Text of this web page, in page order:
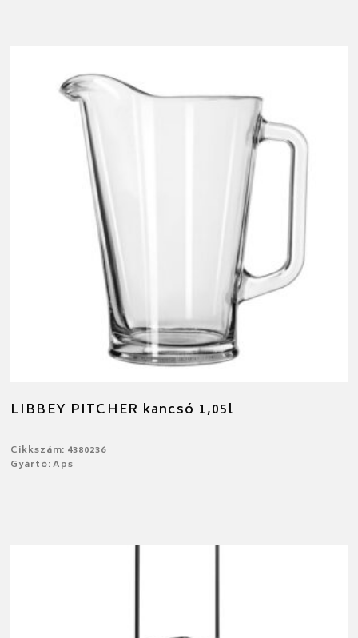
LIBBEY PITCHER kancsó 1,05l
Cikkszám: 4380236
Gyártó: Aps